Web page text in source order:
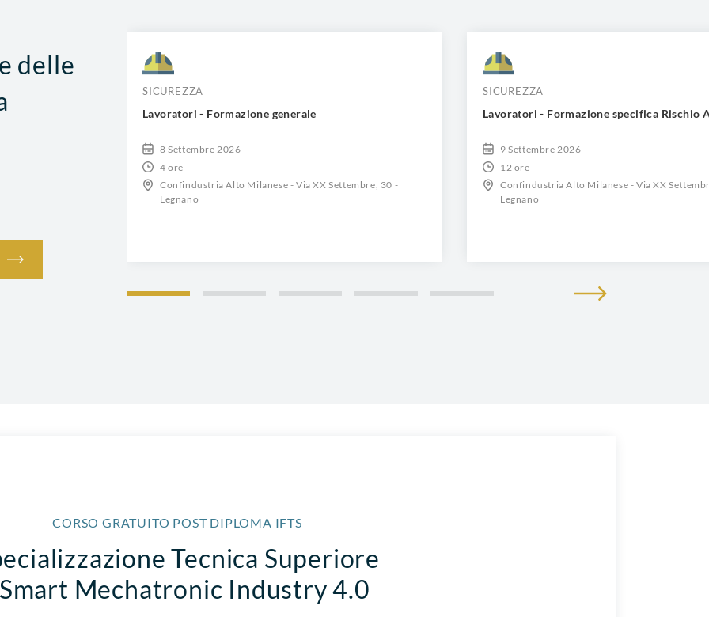
delle
SICUREZZA
Lavoratori - Formazione generale
8 Settembre 2026
4 ore
Confindustria Alto Milanese - Via XX Settembre, 30 -
Legnano
SICUREZZA
Lavoratori - Formazione specifica Rischio
9 Settembre 2026
12 ore
Confindustria Alto Milanese - Via XX
Legnano
CORSO GRATUITO POST DIPLOMA IFTS
Tecnica Superiore
Mechatronic Industry 4.0